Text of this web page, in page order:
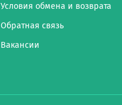
Условия обмена и возврата
Обратная связь
Вакансии